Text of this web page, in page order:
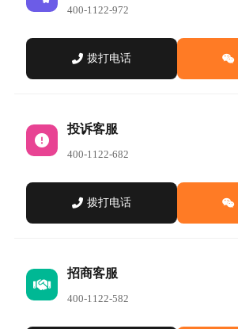
400-1122-972
拨打电话
投诉客服
400-1122-682
拨打电话
招商客服
400-1122-582